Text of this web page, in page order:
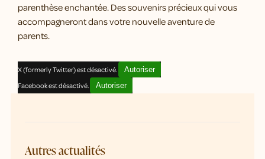
parenthèse enchantée. Des souvenirs précieux qui vous
accompagneront dans votre nouvelle aventure de
parents.
X (formerly Twitter) est désactivé.
Autoriser
Facebook est désactivé.
Autoriser
Autres actualités